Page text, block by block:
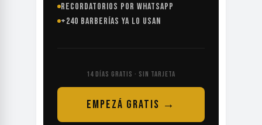
RECORDATORIOS POR WHATSAPP
+240 BARBERÍAS YA LO USAN
14 DÍAS GRATIS · SIN TARJETA
EMPEZÁ GRATIS →